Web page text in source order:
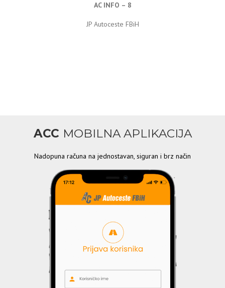
AC INFO – 8
JP Autoceste FBiH
ACC MOBILNA APLIKACIJA
Nadopuna računa na jednostavan, siguran i brz način